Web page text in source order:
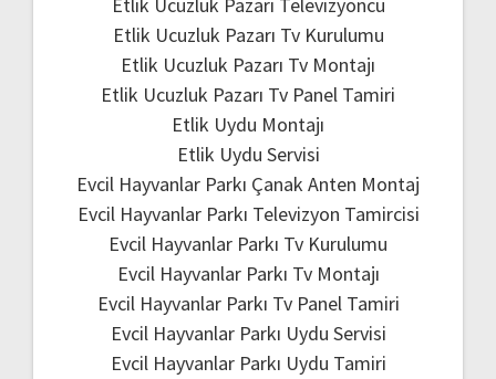
Etlik Ucuzluk Pazarı Televizyoncu
Etlik Ucuzluk Pazarı Tv Kurulumu
Etlik Ucuzluk Pazarı Tv Montajı
Etlik Ucuzluk Pazarı Tv Panel Tamiri
Etlik Uydu Montajı
Etlik Uydu Servisi
Evcil Hayvanlar Parkı Çanak Anten Montaj
Evcil Hayvanlar Parkı Televizyon Tamircisi
Evcil Hayvanlar Parkı Tv Kurulumu
Evcil Hayvanlar Parkı Tv Montajı
Evcil Hayvanlar Parkı Tv Panel Tamiri
Evcil Hayvanlar Parkı Uydu Servisi
Evcil Hayvanlar Parkı Uydu Tamiri